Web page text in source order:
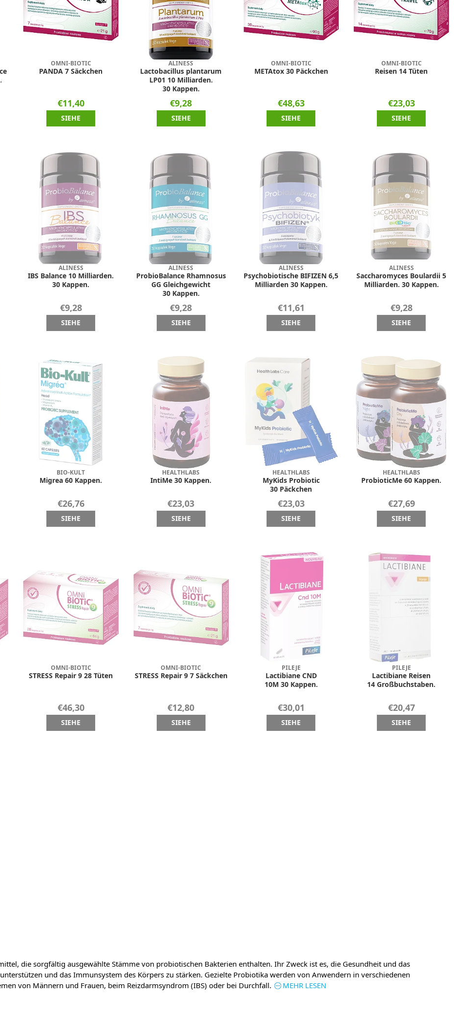
OMNI-BIOTIC
PANDA 7 Säckchen
€11,40
SIEHE
ALINESS
Lactobacillus plantarum
LP01 10 Milliarden.
30 Kappen.
€9,28
SIEHE
OMNI-BIOTIC
METAtox 30 Päckchen
€48,63
SIEHE
OMNI-BIOTIC
Reisen 14 Tüten
€23,03
SIEHE
ALINESS
IBS Balance 10 Milliarden.
30 Kappen.
€9,28
SIEHE
ALINESS
ProbioBalance Rhamnosus
GG Gleichgewicht
30 Kappen.
€9,28
SIEHE
ALINESS
Psychobiotische BIFIZEN 6,5
Milliarden 30 Kappen.
€11,61
SIEHE
ALINESS
Saccharomyces Boulardii 5
Milliarden. 30 Kappen.
€9,28
SIEHE
BIO-KULT
Migrea 60 Kappen.
€26,76
SIEHE
HEALTHLABS
IntiMe 30 Kappen.
€23,03
SIEHE
HEALTHLABS
MyKids Probiotic
30 Päckchen
€23,03
SIEHE
HEALTHLABS
ProbioticMe 60 Kappen.
€27,69
SIEHE
OMNI-BIOTIC
STRESS Repair 9 28 Tüten
€46,30
SIEHE
OMNI-BIOTIC
STRESS Repair 9 7 Säckchen
€12,80
SIEHE
PILEJE
Lactibiane CND
10M 30 Kappen.
€30,01
SIEHE
PILEJE
Lactibiane Reisen
14 Großbuchstaben.
€20,47
SIEHE
die sorgfältig ausgewählte Stämme von probiotischen Bakterien enthalten. Ihr Zweck ist es, die Gesundheit und das
und das Immunsystem des Körpers zu stärken. Gezielte Probiotika werden von Anwendern in verschiedenen
von Männern und Frauen, beim Reizdarmsyndrom (IBS) oder bei Durchfall.
MEHR LESEN